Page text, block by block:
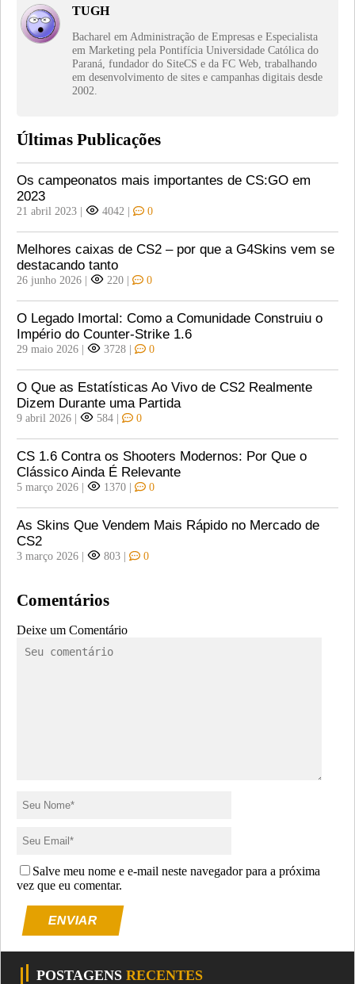
TUGH
Bacharel em Administração de Empresas e Especialista
em Marketing pela Pontifícia Universidade Católica do
Paraná, fundador do SiteCS e da FC Web, trabalhando
em desenvolvimento de sites e campanhas digitais desde
2002.
Últimas Publicações
Os campeonatos mais importantes de CS:GO em
2023
21 abril 2023 | 4042 | 0
Melhores caixas de CS2 – por que a G4Skins vem se
destacando tanto
26 junho 2026 | 220 | 0
O Legado Imortal: Como a Comunidade Construiu o
Império do Counter-Strike 1.6
29 maio 2026 | 3728 | 0
O Que as Estatísticas Ao Vivo de CS2 Realmente
Dizem Durante uma Partida
9 abril 2026 | 584 | 0
CS 1.6 Contra os Shooters Modernos: Por Que o
Clássico Ainda É Relevante
5 março 2026 | 1370 | 0
As Skins Que Vendem Mais Rápido no Mercado de
CS2
3 março 2026 | 803 | 0
Comentários
Deixe um Comentário
Salve meu nome e e-mail neste navegador para a próxima
vez que eu comentar.
ENVIAR
POSTAGENS RECENTES